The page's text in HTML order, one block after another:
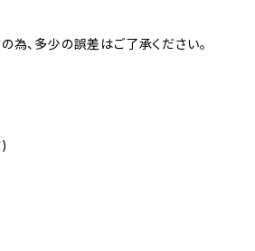
、多少の誤差はご了承ください。